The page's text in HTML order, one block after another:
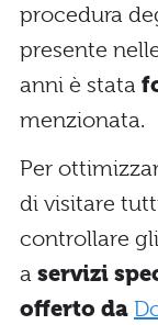
procedura
presente
anni è stata
menzionata.
Per
di visitare
controllare
a servizi
offerto da